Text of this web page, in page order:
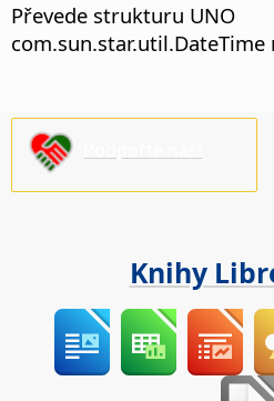
Převede strukturu UNO
Knihy